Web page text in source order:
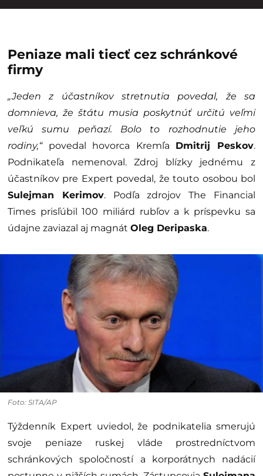
Peniaze mali tiecť cez schránkové
firmy
„Jeden z účastníkov stretnutia povedal, že sa
domnieva, že štátu musia poskytnúť určitú veľmi
veľkú sumu peňazí. Bolo to rozhodnutie jeho
rodiny,“povedal hovorca Kremľa Dmitrij Peskov.
Podnikateľa nemenoval. Zdroj blízky jednému z
účastníkov pre Expert povedal, že touto osobou bol
Sulejman Kerimov. Podľa zdrojov The Financial
Times prisľúbil 100 miliárd rubľov a k príspevku sa
údajne zaviazal aj magnát Oleg Deripaska.
Foto: SITA/AP
Týždenník Expert uviedol, že podnikatelia smerujú
svoje peniaze ruskej vláde prostredníctvom
schránkových spoločností a korporátnych nadácií